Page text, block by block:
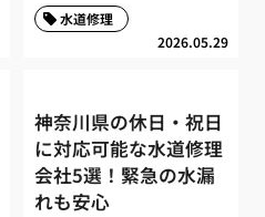
2026.05.29
水道修理
神奈川県の休日・祝日
に対応可能な水道修理
会社5選！緊急の水漏
れも安心